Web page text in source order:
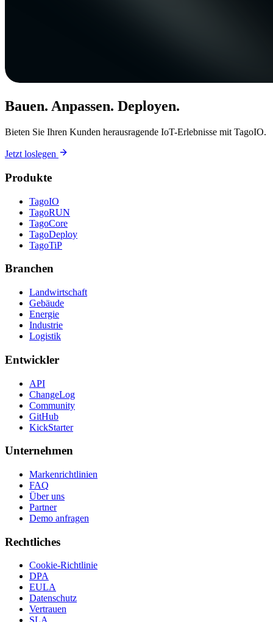
Bauen. Anpassen. Deployen.
Bieten Sie Ihren Kunden herausragende IoT-Erlebnisse mit TagoIO.
Jetzt loslegen
Produkte
TagoIO
TagoRUN
TagoCore
TagoDeploy
TagoTiP
Branchen
Landwirtschaft
Gebäude
Energie
Industrie
Logistik
Entwickler
API
ChangeLog
Community
GitHub
KickStarter
Unternehmen
Markenrichtlinien
FAQ
Über uns
Partner
Demo anfragen
Rechtliches
Cookie-Richtlinie
DPA
EULA
Datenschutz
Vertrauen